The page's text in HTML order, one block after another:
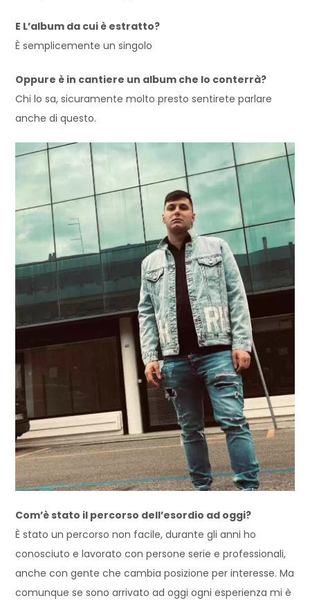
E L’album da cui è estratto?
È semplicemente un singolo
Oppure è in cantiere un album che lo conterrà?
Chi lo sa, sicuramente molto presto sentirete parlare
anche di questo.
Com’è stato il percorso dell’esordio ad oggi?
È stato un percorso non facile, durante gli anni ho
conosciuto e lavorato con persone serie e professionali,
anche con gente che cambia posizione per interesse. Ma
comunque se sono arrivato ad oggi ogni esperienza mi è